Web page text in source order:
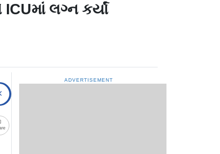
લગ્ન કર્યાં
ADVERTISEMENT